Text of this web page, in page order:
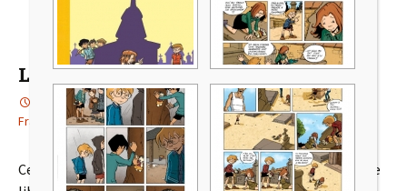
La danseuse debout
20 juillet 2026 Actualité
Les bonhommes de pluie
François
Ce 21 août 2026, vous trouverez ma nouvelle BD chez votre